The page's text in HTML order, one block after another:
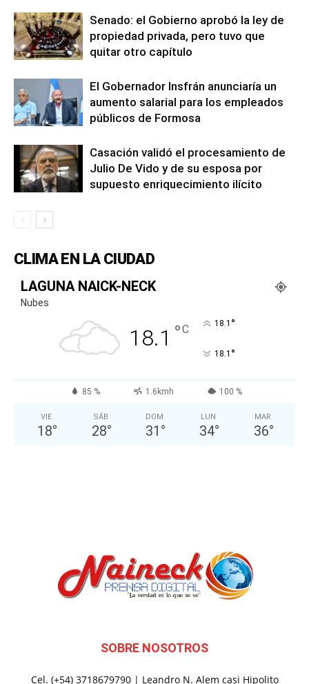
Senado: el Gobierno aprobó la ley de
propiedad privada, pero tuvo que
quitar otro capítulo
El Gobernador Insfrán anunciaría un
aumento salarial para los empleados
públicos de Formosa
Casación validó el procesamiento de
Julio De Vido y de su esposa por
supuesto enriquecimiento ilícito
CLIMA EN LA CIUDAD
LAGUNA NAICK-NECK
Nubes
18.1 °C 18.1 °
18.1 °
85 % 1.6kmh 100 %
VIE
18°
SÁB
28°
DOM
31 °
LUN
34°
MAR
36°
SOBRE NOSOTROS
Cel. (+54) 3718679790 | Leandro N. Alem casi Hipolito